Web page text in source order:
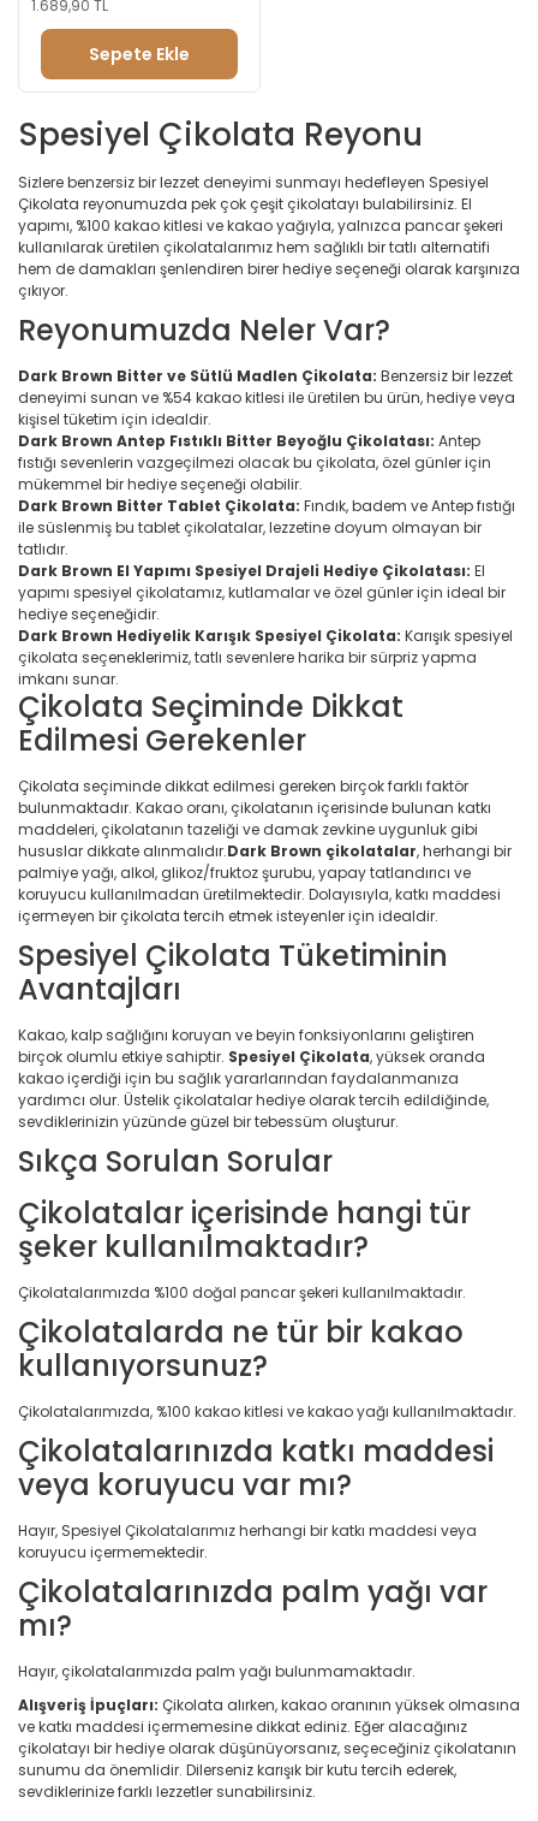
1.689,90 TL
Sepete Ekle
Spesiyel Çikolata Reyonu
Sizlere benzersiz bir lezzet deneyimi sunmayı hedefleyen Spesiyel
Çikolata reyonumuzda pek çok çeşit çikolatayı bulabilirsiniz. El
yapımı, %100 kakao kitlesi ve kakao yağıyla, yalnızca pancar şekeri
kullanılarak üretilen çikolatalarımız hem sağlıklı bir tatlı alternatifi
hem de damakları şenlendiren birer hediye seçeneği olarak karşınıza
çıkıyor.
Reyonumuzda Neler Var?
Dark Brown Bitter ve Sütlü Madlen Çikolata: Benzersiz bir lezzet
deneyimi sunan ve %54 kakao kitlesi ile üretilen bu ürün, hediye veya
kişisel tüketim için idealdir.
Dark Brown Antep Fıstıklı Bitter Beyoğlu Çikolatası: Antep
fıstığı sevenlerin vazgeçilmezi olacak bu çikolata, özel günler için
mükemmel bir hediye seçeneği olabilir.
Dark Brown Bitter Tablet Çikolata: Fındık, badem ve Antep fıstığı
ile süslenmiş bu tablet çikolatalar, lezzetine doyum olmayan bir
tatlıdır.
Dark Brown El Yapımı Spesiyel Drajeli Hediye Çikolatası: El
yapımı spesiyel çikolatamız, kutlamalar ve özel günler için ideal bir
hediye seçeneğidir.
Dark Brown Hediyelik Karışık Spesiyel Çikolata: Karışık spesiyel
çikolata seçeneklerimiz, tatlı sevenlere harika bir sürpriz yapma
imkanı sunar.
Çikolata Seçiminde Dikkat
Edilmesi Gerekenler
Çikolata seçiminde dikkat edilmesi gereken birçok farklı faktör
bulunmaktadır. Kakao oranı, çikolatanın içerisinde bulunan katkı
maddeleri, çikolatanın tazeliği ve damak zevkine uygunluk gibi
hususlar dikkate alınmalıdır.Dark Brown çikolatalar, herhangi bir
palmiye yağı, alkol, glikoz/fruktoz şurubu, yapay tatlandırıcı ve
koruyucu kullanılmadan üretilmektedir. Dolayısıyla, katkı maddesi
içermeyen bir çikolata tercih etmek isteyenler için idealdir.
Spesiyel Çikolata Tüketiminin
Avantajları
Kakao, kalp sağlığını koruyan ve beyin fonksiyonlarını geliştiren
birçok olumlu etkiye sahiptir. Spesiyel Çikolata, yüksek oranda
kakao içerdiği için bu sağlık yararlarından faydalanmanıza
yardımcı olur. Üstelik çikolatalar hediye olarak tercih edildiğinde,
sevdiklerinizin yüzünde güzel bir tebessüm oluşturur.
Sıkça Sorulan Sorular
Çikolatalar içerisinde hangi tür
şeker kullanılmaktadır?
Çikolatalarımızda %100 doğal pancar şekeri kullanılmaktadır.
Çikolatalarda ne tür bir kakao
kullanıyorsunuz?
Çikolatalarımızda, %100 kakao kitlesi ve kakao yağı kullanılmaktadır.
Çikolatalarınızda katkı maddesi
veya koruyucu var mı?
Hayır, Spesiyel Çikolatalarımız herhangi bir katkı maddesi veya
koruyucu içermemektedir.
Çikolatalarınızda palm yağı var
mı?
Hayır, çikolatalarımızda palm yağı bulunmamaktadır.
Alışveriş İpuçları: Çikolata alırken, kakao oranının yüksek olmasına
ve katkı maddesi içermemesine dikkat ediniz. Eğer alacağınız
çikolatayı bir hediye olarak düşünüyorsanız, seçeceğiniz çikolatanın
sunumu da önemlidir. Dilerseniz karışık bir kutu tercih ederek,
sevdiklerinize farklı lezzetler sunabilirsiniz.